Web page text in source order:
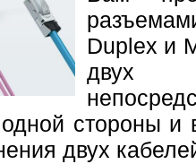
Duplex и
двух
стороны и
двух